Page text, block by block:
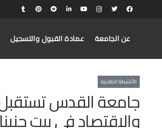
عن الجامعة عمادة القبول والتسجيل
الأنشطة الطلابية
جامعة القدس
والاقتصاد في بيت